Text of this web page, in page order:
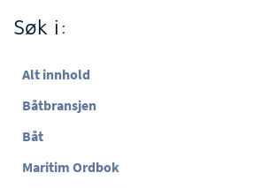
Søk i:
Alt innhold
Båtbransjen
Båt
Maritim Ordbok